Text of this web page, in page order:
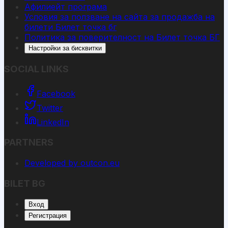
Афилиейт програма
Условия за ползване на сайта за продажба на
билети Билет точка бг
Политика за поверителност на Билет точка БГ
Настройки за бисквитки
SOCIAL LINKS
Facebook
Twitter
LinkedIn
PARTNERS
Developed by outcon.eu
BILET BG
Вход
Регистрация